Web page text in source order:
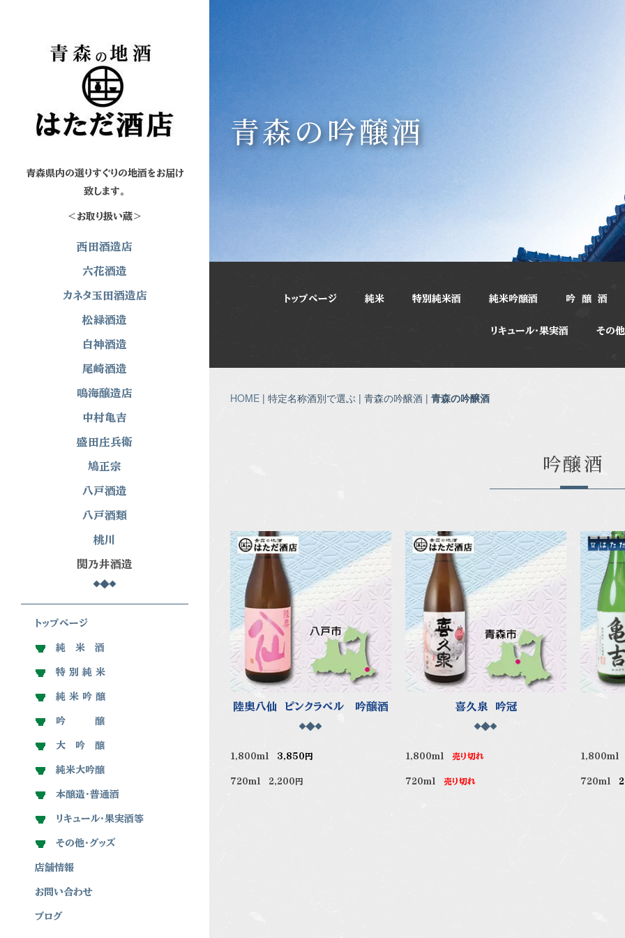
青森の吟醸酒
トップページ 純米 特別純米酒 純米吟醸酒 吟 醸 酒
リキュール・果実酒 その他
HOME | 特定名称酒別で選ぶ | 青森の吟醸酒 | 青森の吟醸酒
吟醸酒
陸奥八仙 ピンクラベル 吟醸酒
1,800ml 3,850円
720ml 2,200円
喜久泉 吟冠
1,800ml 売り切れ
720ml 売り切れ 720ml
青森県内の選りすぐりの地酒をお届け
致します。
＜お取り扱い蔵＞
西田酒造店
六花酒造
カネタ玉田酒造店
松緑酒造
白神酒造
尾崎酒造
鳴海醸造店
中村亀吉
盛田庄兵衛
鳩正宗
八戸酒造
八戸酒類
桃川
関乃井酒造
トップぺージ
純 米 酒
特 別 純 米
純 米 吟 醸
吟 醸
大 吟 醸
純米大吟醸
本醸造・普通酒
リキュール・果実酒等
その他・グッズ
店舗情報
お問い合わせ
ブログ